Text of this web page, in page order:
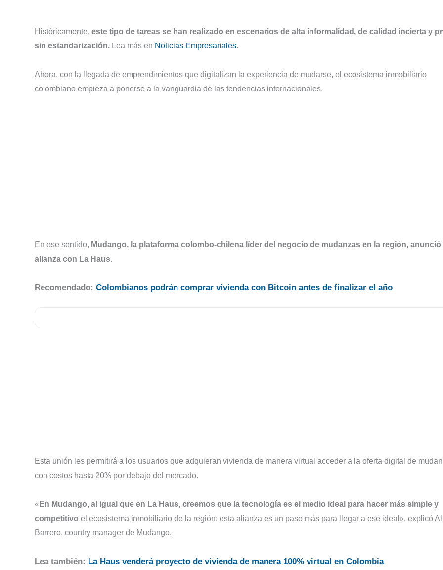
Históricamente, este tipo de tareas se han realizado en escenarios de alta informalidad, de calidad incierta y
sin estandarización. Lea más en Noticias Empresariales.
Ahora, con la llegada de emprendimientos que digitalizan la experiencia de mudarse, el ecosistema inmobiliario
colombiano empieza a ponerse a la vanguardia de las tendencias internacionales.
En ese sentido, Mudango, la plataforma colombo-chilena líder del negocio de mudanzas en la región, anunció
alianza con La Haus.
Recomendado: Colombianos podrán comprar vivienda con Bitcoin antes de finalizar el año
Esta unión les permitirá a los usuarios que adquieran vivienda de manera virtual acceder a la oferta digital de
con costos hasta 20% por debajo del mercado.
« En Mudango, al igual que en La Haus, creemos que la tecnología es el medio ideal para hacer más simple y
competitivo el ecosistema inmobiliario de la región; esta alianza es un paso más para llegar a ese ideal», explicó
Barrero, country manager de Mudango.
Lea también: La Haus venderá proyecto de vivienda de manera 100% virtual en Colombia